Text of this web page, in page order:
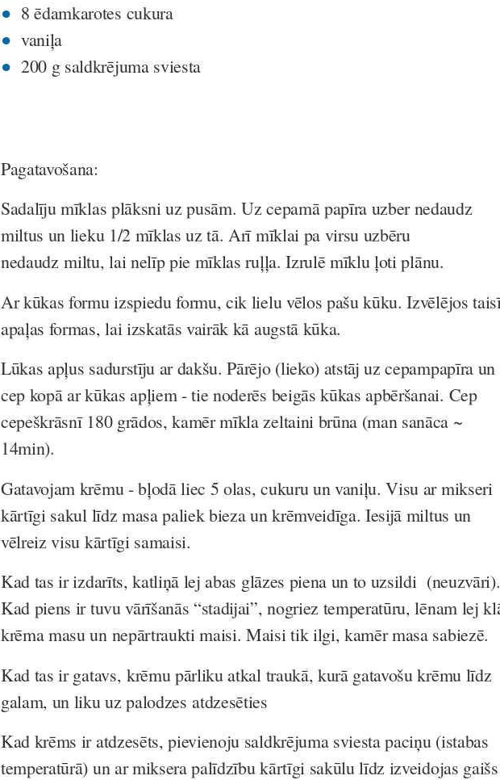
8 ēdamkarotes cukura
vaniļa
200 g saldkrējuma sviesta
Pagatavošana:
Sadalīju mīklas plāksni uz pusām. Uz cepamā papīra uzber nedaudz
miltus un lieku 1/2 mīklas uz tā. Arī mīklai pa virsu uzbēru
nedaudz miltu, lai nelīp pie mīklas ruļļa. Izrulē mīklu ļoti plānu.
Ar kūkas formu izspiedu formu, cik lielu vēlos pašu kūku. Izvēlējos
apaļas formas, lai izskatās vairāk kā augstā kūka.
Lūkas apļus sadurstīju ar dakšu. Pārējo (lieko) atstāj uz cepampapīra un
cep kopā ar kūkas apļiem - tie noderēs beigās kūkas apbēršanai. Cep
cepeškrāsnī 180 grādos, kamēr mīkla zeltaini brūna (man sanāca ~
14min).
Gatavojam krēmu - bļodā liec 5 olas, cukuru un vaniļu. Visu ar mikseri
kārtīgi sakul līdz masa paliek bieza un krēmveidīga. Iesijā miltus un
vēlreiz visu kārtīgi samaisi.
Kad tas ir izdarīts, katliņā lej abas glāzes piena un to uzsildi (neuzvāri).
Kad piens ir tuvu vārīšanās “stadijai”, nogriez temperatūru, lēnam lej
krēma masu un nepārtraukti maisi. Maisi tik ilgi, kamēr masa sabiezē.
Kad tas ir gatavs, krēmu pārliku atkal traukā, kurā gatavošu krēmu līdz
galam, un liku uz palodzes atdzesēties
Kad krēms ir atdzesēts, pievienoju saldkrējuma sviesta paciņu (istabas
temperatūrā) un ar miksera palīdzību kārtīgi sakūlu līdz izveidojas gaišs